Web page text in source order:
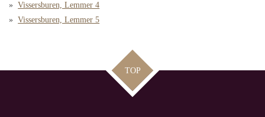
Vissersburen, Lemmer 4
Vissersburen, Lemmer 5
TOP